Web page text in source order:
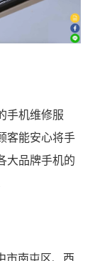
手机维修服
客能安心将手
大品牌手机的